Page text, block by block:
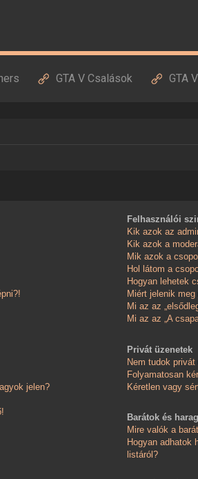
GTA V Csalások GTA
jelen?
Felhasználói
Kik azok az
Kik azok a
Mik azok a
Hol látom a
Hogyan lehetek
Miért jelenik
Mi az az
Mi az az „A
Privát üzenetek
Nem tudok
Folyamatosan
Kéretlen vagy
Barátok és
Mire valók a
Hogyan adhatok
listáról?